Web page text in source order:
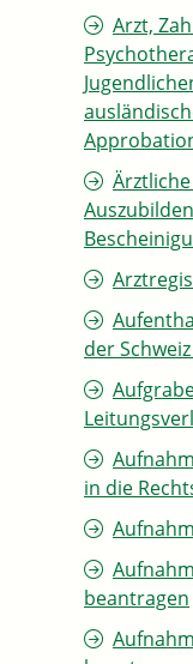
Arzt,
der
in die
beantragen